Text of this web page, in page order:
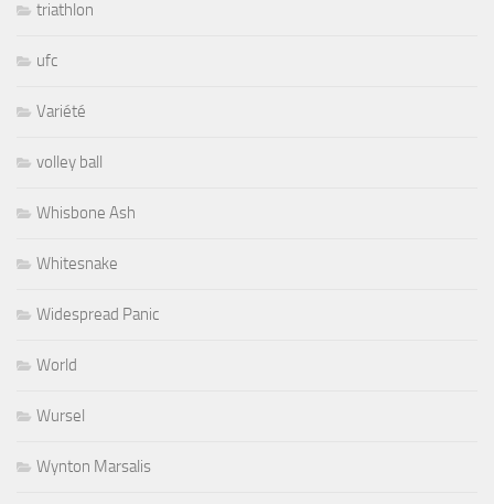
triathlon
ufc
Variété
volley ball
Whisbone Ash
Whitesnake
Widespread Panic
World
Wursel
Wynton Marsalis